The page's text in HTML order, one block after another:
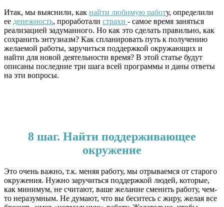
Итак, мы выяснили, как найти любимую работу, определили
ее денежность, проработали страхи - самое время заняться
реализацией задуманного. Но как это сделать правильно, как
сохранить энтузиазм? Как спланировать путь к получению
желаемой работы, заручиться поддержкой окружающих и
найти для новой деятельности время? В этой статье будут
описаны последние три шага всей программы и даны ответы
на эти вопросы.
8 шаг. Найти поддерживающее
окружение
Это очень важно, т.к. меняя работу, мы отрываемся от старого
окружения. Нужно заручиться поддержкой людей, которые,
как минимум, не считают, ваше желание сменить работу, чем-
то неразумным. Не думают, что вы беситесь с жиру, желая все